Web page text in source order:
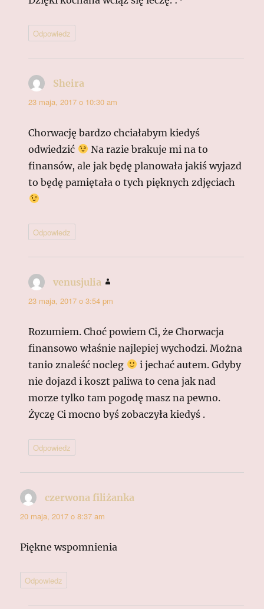
Odpowiedz
Sheira
23 maja, 2017 o 10:30 am
Chorwację bardzo chciałabym kiedyś
odwiedzić
Na razie brakuje mi na to
finansów, ale jak będę planowała jakiś wyjazd
to będę pamiętała o tych pięknych zdjęciach
Odpowiedz
venusjulia
23 maja, 2017 o 3:54 pm
Rozumiem. Choć powiem Ci, że Chorwacja
finansowo właśnie najlepiej wychodzi. Można
tanio znaleść nocleg
i jechać autem. Gdyby
nie dojazd i koszt paliwa to cena jak nad
morze tylko tam pogodę masz na pewno.
Życzę Ci mocno byś zobaczyła kiedyś .
Odpowiedz
czerwona filiżanka
20 maja, 2017 o 8:37 am
Piękne wspomnienia
Odpowiedz